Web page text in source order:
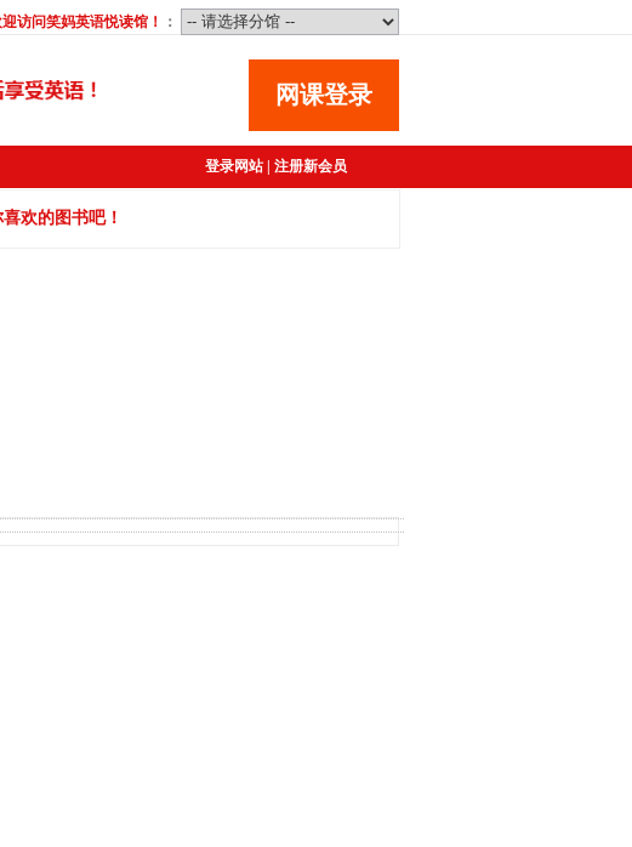
访问笑妈英语悦读馆 ！ ：
网课登录
登录网站| 注册新会员
欢的图书吧！